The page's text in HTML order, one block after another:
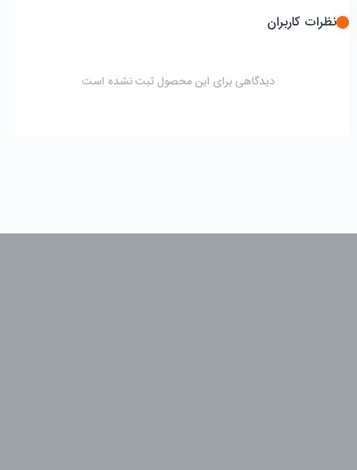
نظرات کاربران
دیدگاهی برای این محصول ثبت نشده است